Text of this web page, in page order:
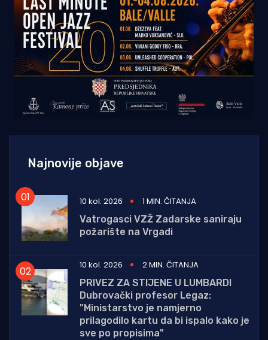
Najnovije objave
10 kol. 2026
1 MIN. ČITANJA
Vatrogasci VZŽ Zadarske saniraju
požarište na Vrgadi
10 kol. 2026
2 MIN. ČITANJA
PRIVEZ ZA STIJENE U LUMBARDI
Dubrovački profesor Legaz:
"Ministarstvo je namjerno
prilagodilo kartu da bi ispalo kako je
sve po propisima"